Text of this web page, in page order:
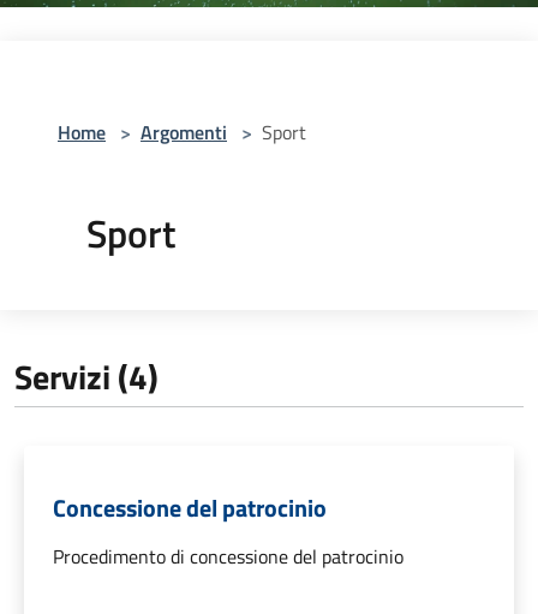
Home > Argomenti > Sport
Sport
Servizi (4)
Concessione del patrocinio
Procedimento di concessione del patrocinio